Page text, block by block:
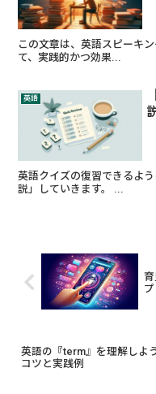
この文章は、英語スピーキ
て、実践的かつ効果...
英語
英語クイズの復習できるよ
説」していきます。 ...
英語の『term』を理解しよ
コツと実践例